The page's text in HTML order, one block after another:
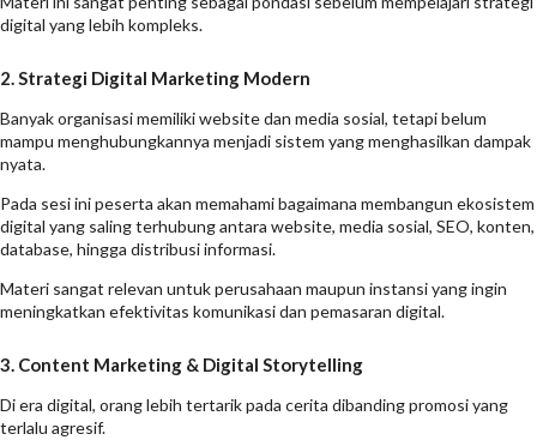
digital yang lebih kompleks.
2. Strategi Digital Marketing Modern
Banyak organisasi memiliki website dan media sosial, tetapi belum
mampu menghubungkannya menjadi sistem yang menghasilkan dampak
nyata.
Pada sesi ini peserta akan memahami bagaimana membangun ekosistem
digital yang saling terhubung antara website, media sosial, SEO, konten,
database, hingga distribusi informasi.
Materi sangat relevan untuk perusahaan maupun instansi yang ingin
meningkatkan efektivitas komunikasi dan pemasaran digital.
3. Content Marketing & Digital Storytelling
Di era digital, orang lebih tertarik pada cerita dibanding promosi yang
terlalu agresif.